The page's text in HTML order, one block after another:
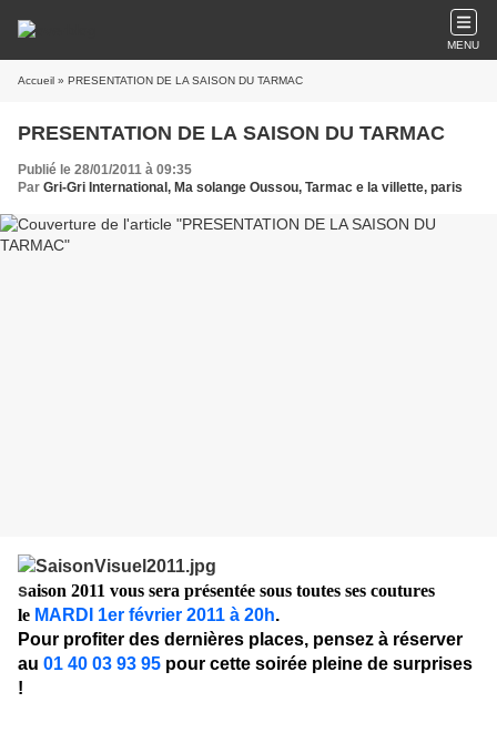
MENU
Accueil » PRESENTATION DE LA SAISON DU TARMAC
PRESENTATION DE LA SAISON DU TARMAC
Publié le 28/01/2011 à 09:35
Par Gri-Gri International, Ma solange Oussou, Tarmac e la villette, paris
saison 2011 vous sera présentée sous toutes ses coutures
le MARDI 1er février 2011 à 20h.
Pour profiter des dernières places, pensez à réserver
au 01 40 03 93 95 pour cette soirée pleine de surprises
!